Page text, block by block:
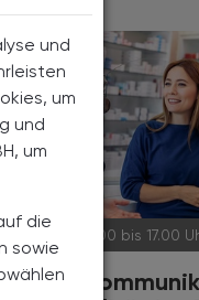
und
um
und
um
die
sowie
, 9.00 bis 17.00